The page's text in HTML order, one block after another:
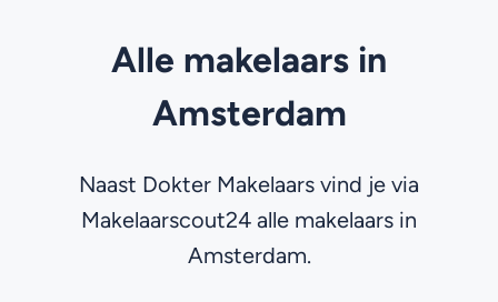
Alle makelaars in
Amsterdam
Naast Dokter Makelaars vind je via
Makelaarscout24 alle makelaars in
Amsterdam.